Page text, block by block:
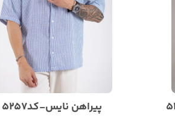
پیراهن نایس-کد5257